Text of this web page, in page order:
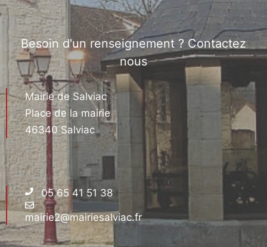
Besoin d'un renseignement ? Contactez
nous
Mairie de Salviac
Place de la mairie
46340 Salviac
05 65 41 51 38
mairie2@mairiesalviac.fr